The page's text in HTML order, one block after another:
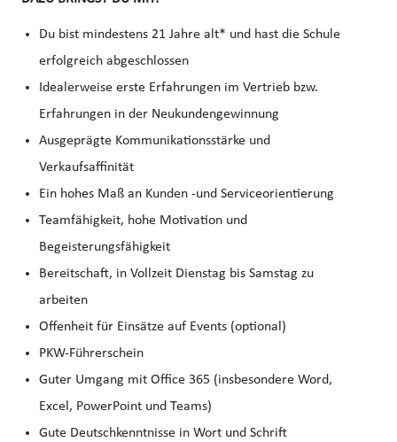
Du bist mindestens 21 Jahre alt* und hast die Schule
erfolgreich abgeschlossen
Idealerweise erste Erfahrungen im Vertrieb bzw.
Erfahrungen in der Neukundengewinnung
Ausgeprägte Kommunikationsstärke und
Verkaufsaffinität
Ein hohes Maß an Kunden -und Serviceorientierung
Teamfähigkeit, hohe Motivation und
Begeisterungsfähigkeit
Bereitschaft, in Vollzeit Dienstag bis Samstag zu
arbeiten
Offenheit für Einsätze auf Events (optional)
PKW-Führerschein
Guter Umgang mit Office 365 (insbesondere Word,
Excel, PowerPoint und Teams)
Gute Deutschkenntnisse in Wort und Schrift